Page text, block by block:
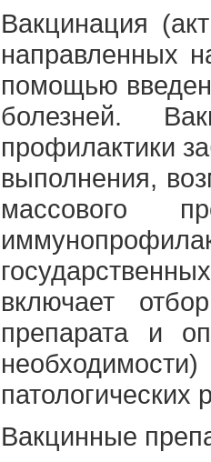
Вакцинация
направленных
помощью
болезней.
профилактики
выполнения,
массового
включает
препарата и
патологических
Вакцинные